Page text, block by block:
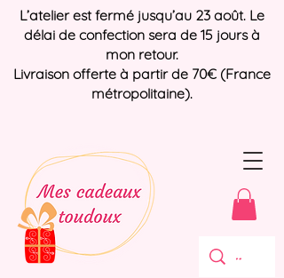
L’atelier est fermé jusqu’au 23 août. Le
délai de confection sera de 15 jours à
mon retour.
Livraison offerte à partir de 70€ (France
métropolitaine).